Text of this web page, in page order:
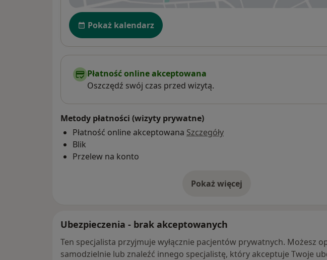
Dostępność
Pokaż kalendarz
Płatność online akceptowana
Oszczędź swój czas przed wizytą.
Metody płatności (wizyty prywatne)
Płatność online akceptowana Szczegóły
Blik
Przelew na konto
Pokaż więcej
o adresie
Ubezpieczenia - brak akceptowanych
Ten specjalista przyjmuje wyłącznie pacjentów prywatnych. Możesz
samodzielnie lub znaleźć innego specjalistę, który akceptuje Twoje